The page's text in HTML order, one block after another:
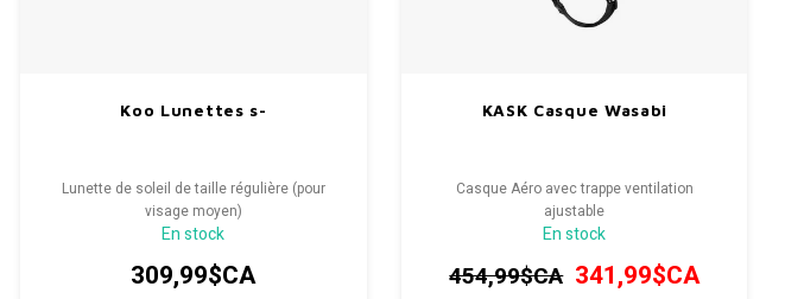
Koo Lunettes s-
Lunette de soleil de taille régulière (pour
visage moyen)
En stock
309,99$CA
KASK Casque Wasabi
Casque Aéro avec trappe ventilation
ajustable
En stock
454,99$CA 341,99$CA